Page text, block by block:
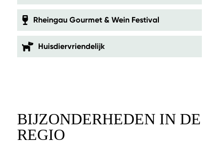
Rheingau Gourmet & Wein Festival
Huisdiervriendelijk
BIJZONDERHEDEN IN DE
REGIO